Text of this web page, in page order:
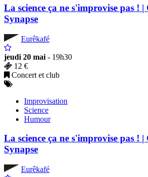
La science ça ne s'improvise pas !
Synapse
Eurêkafé
jeudi 20 mai - 19h30
12 €
Concert et club
Improvisation
Science
Humour
La science ça ne s'improvise pas !
Synapse
Eurêkafé